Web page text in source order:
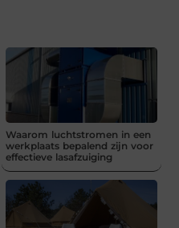
Waarom luchtstromen in een
werkplaats bepalend zijn voor
effectieve lasafzuiging